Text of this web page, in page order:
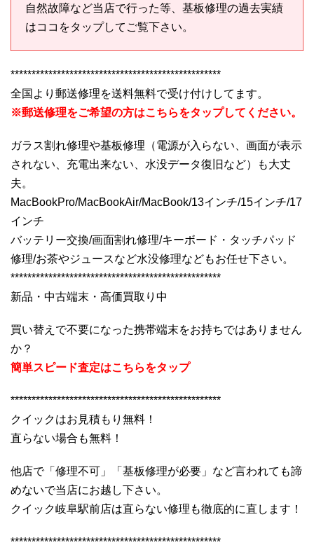
自然故障など当店で行った等、基板修理の過去実績
はココをタップしてご覧下さい。
**************************************************
全国より郵送修理を送料無料で受け付けしてます。
※郵送修理をご希望の方はこちらをタップしてください。
ガラス割れ修理や基板修理（電源が入らない、画面が表示
されない、充電出来ない、水没データ復旧など）も大丈
夫。
MacBookPro/MacBookAir/MacBook/13インチ/15インチ/17
インチ
バッテリー交換/画面割れ修理/キーボード・タッチパッド
修理/お茶やジュースなど水没修理などもお任せ下さい。
**************************************************
新品・中古端末・高価買取り中
買い替えで不要になった携帯端末をお持ちではありません
か？
簡単スピード査定はこちらをタップ
**************************************************
クイックはお見積もり無料！
直らない場合も無料！
他店で「修理不可」「基板修理が必要」など言われても諦
めないで当店にお越し下さい。
クイック岐阜駅前店は直らない修理も徹底的に直します！
**************************************************